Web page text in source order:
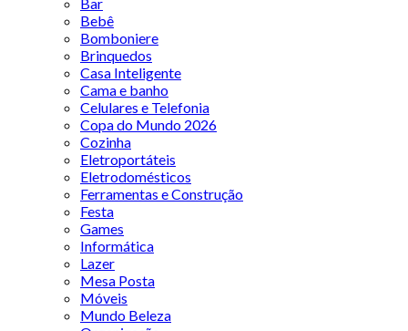
Bebê
Bomboniere
Brinquedos
Casa Inteligente
Cama e banho
Celulares e Telefonia
Copa do Mundo 2026
Cozinha
Eletroportáteis
Eletrodomésticos
Ferramentas e Construção
Festa
Games
Informática
Lazer
Mesa Posta
Móveis
Mundo Beleza